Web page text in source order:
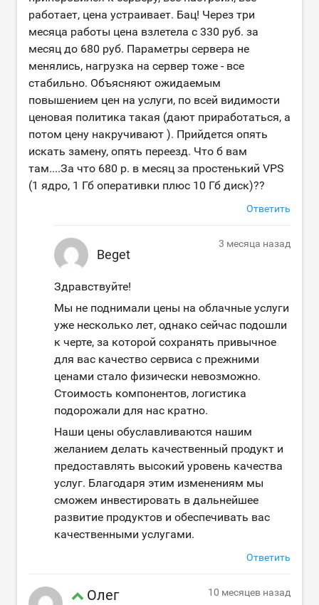
работает, цена устраивает. Бац! Через три
месяца работы цена взлетела с 330 руб. за
месяц до 680 руб. Параметры сервера не
менялись, нагрузка на сервер тоже - все
стабильно. Объясняют ожидаемым
повышением цен на услуги, по всей видимости
ценовая политика такая (дают приработаться, а
потом цену накручивают ). Прийдется опять
искать замену, опять переезд. Что б вам
там....За что 680 р. в месяц за простенький VPS
(1 ядро, 1 Гб оперативки плюс 10 Гб диск)??
Ответить
Beget
3 месяца назад
Здравствуйте!
Мы не поднимали цены на облачные услуги
уже несколько лет, однако сейчас подошли
к черте, за которой сохранять привычное
для вас качество сервиса с прежними
ценами стало физически невозможно.
Стоимость компонентов, логистика
подорожали для нас кратно.
Наши цены обуславливаются нашим
желанием делать качественный продукт и
предоставлять высокий уровень качества
услуг. Благодаря этим изменениям мы
сможем инвестировать в дальнейшее
развитие продуктов и обеспечивать вас
качественными услугами.
Ответить
Олег 10 месяцев назад